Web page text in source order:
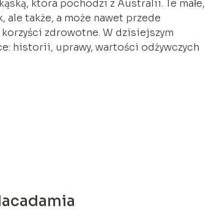
która pochodzi z Australii. Te małe,
także, a może nawet przede
zdrowotne. W dzisiejszym
historii, uprawy, wartości odżywczych